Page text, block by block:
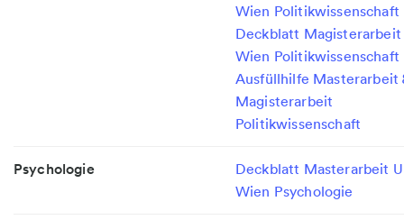
Wien Politikwissenschaft
Deckblatt Magisterarbeit
Wien Politikwissenschaft
Ausfüllhilfe Masterarbeit
Magisterarbeit
Politikwissenschaft
Psychologie
Deckblatt Masterarbeit
Wien Psychologie